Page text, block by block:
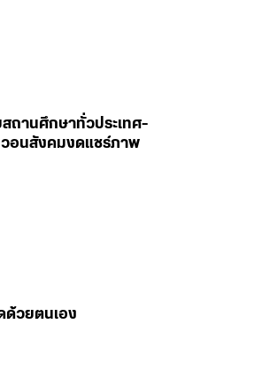
ถานศึกษาทั่วประเทศ-
วอนสังคมงดแชร์ภาพ
ด้วยตนเอง